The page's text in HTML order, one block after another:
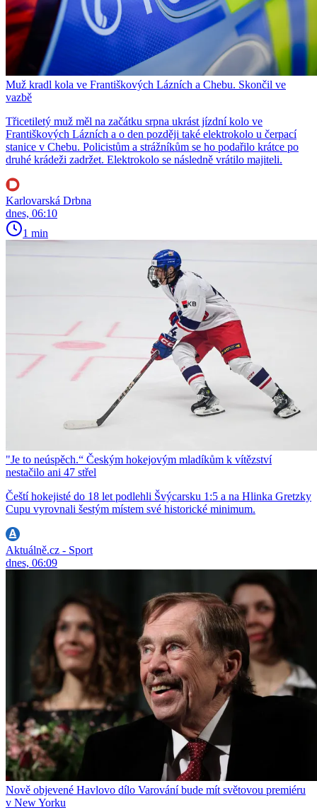
Muž kradl kola ve Františkových Lázních a Chebu. Skončil ve
vazbě
Třicetiletý muž měl na začátku srpna ukrást jízdní kolo ve
Františkových Lázních a o den později také elektrokolo u čerpací
stanice v Chebu. Policistům a strážníkům se ho podařilo krátce po
druhé krádeži zadržet. Elektrokolo se následně vrátilo majiteli.
Karlovarská Drbna
dnes, 06:10
1 min
"Je to neúspěch.“ Českým hokejovým mladíkům k vítězství
nestačilo ani 47 střel
Čeští hokejisté do 18 let podlehli Švýcarsku 1:5 a na Hlinka Gretzky
Cupu vyrovnali šestým místem své historické minimum.
Aktuálně.cz - Sport
dnes, 06:09
Nově objevené Havlovo dílo Varování bude mít světovou premiéru
v New Yorku